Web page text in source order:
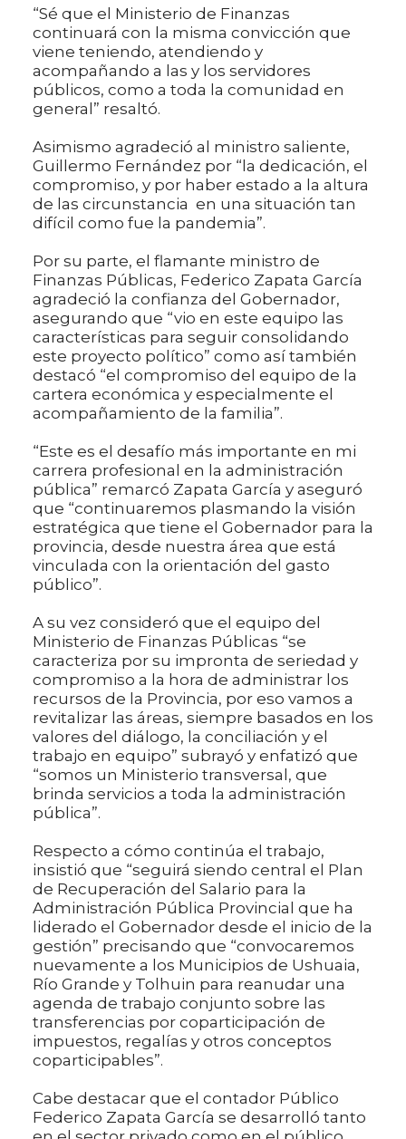
“Sé que el Ministerio de Finanzas
continuará con la misma convicción que
viene teniendo, atendiendo y
acompañando a las y los servidores
públicos, como a toda la comunidad en
general” resaltó.
Asimismo agradeció al ministro saliente,
Guillermo Fernández por “la dedicación, el
compromiso, y por haber estado a la altura
de las circunstancia en una situación tan
difícil como fue la pandemia”.
Por su parte, el flamante ministro de
Finanzas Públicas, Federico Zapata García
agradeció la confianza del Gobernador,
asegurando que “vio en este equipo las
características para seguir consolidando
este proyecto político” como así también
destacó “el compromiso del equipo de la
cartera económica y especialmente el
acompañamiento de la familia”.
“Este es el desafío más importante en mi
carrera profesional en la administración
pública” remarcó Zapata García y aseguró
que “continuaremos plasmando la visión
estratégica que tiene el Gobernador para la
provincia, desde nuestra área que está
vinculada con la orientación del gasto
público”.
A su vez consideró que el equipo del
Ministerio de Finanzas Públicas “se
caracteriza por su impronta de seriedad y
compromiso a la hora de administrar los
recursos de la Provincia, por eso vamos a
revitalizar las áreas, siempre basados en los
valores del diálogo, la conciliación y el
trabajo en equipo” subrayó y enfatizó que
“somos un Ministerio transversal, que
brinda servicios a toda la administración
pública”.
Respecto a cómo continúa el trabajo,
insistió que “seguirá siendo central el Plan
de Recuperación del Salario para la
Administración Pública Provincial que ha
liderado el Gobernador desde el inicio de la
gestión” precisando que “convocaremos
nuevamente a los Municipios de Ushuaia,
Río Grande y Tolhuin para reanudar una
agenda de trabajo conjunto sobre las
transferencias por coparticipación de
impuestos, regalías y otros conceptos
coparticipables”.
Cabe destacar que el contador Público
Federico Zapata García se desarrolló tanto